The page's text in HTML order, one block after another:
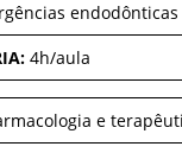
endodônticas
4h/aula
e